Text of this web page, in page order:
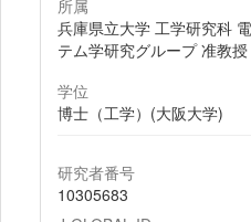
所属
兵庫県立大学 工学研究科
テム学研究グループ 准教授
学位
博士（工学）(大阪大学)
研究者番号
10305683